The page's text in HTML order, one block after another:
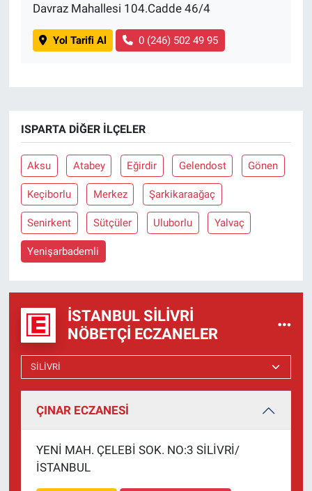
Davraz Mahallesi 104.Cadde 46/4
Yol Tarifi Al 0 (246) 502 49 95
ISPARTA DIĞER İLÇELER
Aksu Atabey Eğirdir Gelendost Gönen
Keçiborlu Merkez Şarkikaraağaç
Senirkent Sütçüler Uluborlu Yalvaç
Yenişarbademli
İSTANBUL SILIVRI
NÖBETÇI ECZANELER
ÇINAR ECZANESİ
YENİ MAH. ÇELEBİ SOK. NO:3 SİLİVRİ/
İSTANBUL